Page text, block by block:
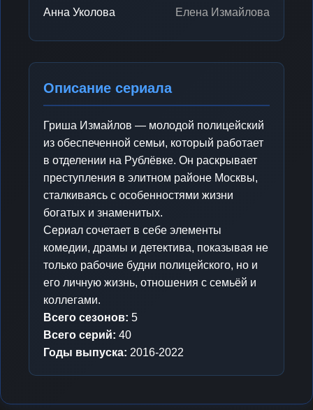
Анна Уколова Елена Измайлова
Описание сериала
Гриша Измайлов — молодой полицейский
из обеспеченной семьи, который работает
в отделении на Рублёвке. Он раскрывает
преступления в элитном районе Москвы,
сталкиваясь с особенностями жизни
богатых и знаменитых.
Сериал сочетает в себе элементы
комедии, драмы и детектива, показывая не
только рабочие будни полицейского, но и
его личную жизнь, отношения с семьёй и
коллегами.
Всего сезонов: 5
Всего серий: 40
Годы выпуска: 2016-2022